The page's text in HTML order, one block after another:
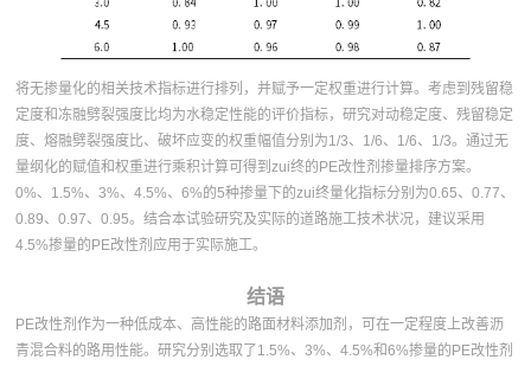
将无掺量化的相关技术指标进行排列，并赋予一定权重进行计算。考虑到残留稳
定度和冻融劈裂强度比均为水稳定性能的评价指标，研究对动稳定度、残留稳定
度、熔融劈裂强度比、破坏应变的权重幅值分别为1/3、1/6、1/6、1/3。通过无
量纲化的赋值和权重进行乘积计算可得到zui终的PE改性剂掺量排序方案。
0%、1.5%、3%、4.5%、6%的5种掺量下的zui终量化指标分别为0.65、0.77、
0.89、0.97、0.95。结合本试验研究及实际的道路施工技术状况，建议采用
4.5%掺量的PE改性剂应用于实际施工。
结语
PE改性剂作为一种低成本、高性能的路面材料添加剂，可在一定程度上改善沥
青混合料的路用性能。研究分别选取了1.5%、3%、4.5%和6%掺量的PE改性剂